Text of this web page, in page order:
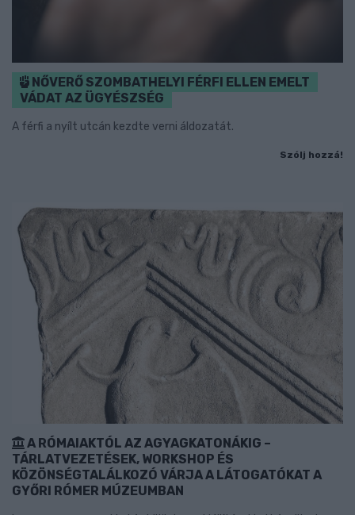
NŐVERŐ SZOMBATHELYI FÉRFI ELLEN EMELT
VÁDAT AZ ÜGYÉSZSÉG
A férfi a nyílt utcán kezdte verni áldozatát.
Szólj hozzá!
A RÓMAIAKTÓL AZ AGYAGKATONÁKIG –
TÁRLATVEZETÉSEK, WORKSHOP ÉS
KÖZÖNSÉGTALÁLKOZÓ VÁRJA A LÁTOGATÓKAT A
GYŐRI RÓMER MÚZEUMBAN